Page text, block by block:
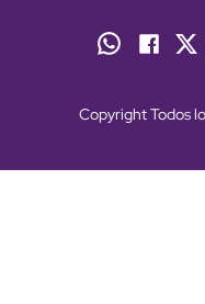
Copyright Todos